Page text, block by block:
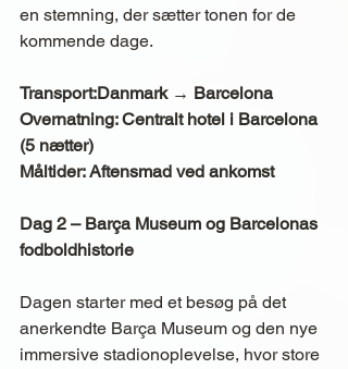
en stemning, der sætter tonen for de
kommende dage.
Transport:Danmark → Barcelona
Overnatning: Centralt hotel i Barcelona
(5 nætter)
Måltider: Aftensmad ved ankomst
Dag 2 – Barça Museum og Barcelonas
fodboldhistorie
Dagen starter med et besøg på det
anerkendte Barça Museum og den nye
immersive stadionoplevelse, hvor store